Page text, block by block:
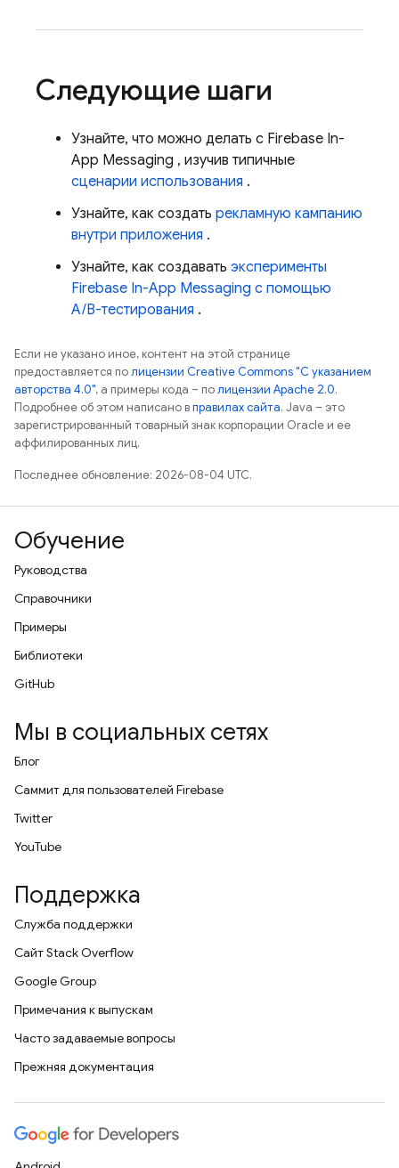
Следующие шаги
Узнайте, что можно делать с Firebase In-
App Messaging , изучив типичные
сценарии использования .
Узнайте, как создать рекламную кампанию
внутри приложения .
Узнайте, как создавать эксперименты
Firebase In-App Messaging с помощью
A/B-тестирования .
Если не указано иное, контент на этой странице
предоставляется полицензии Creative Commons "С указанием
авторства 4.0", а примеры кода – полицензии Apache 2.0.
Подробнее об этом написано вправилах сайта. Java – это
зарегистрированный товарный знак корпорации Oracle и ее
аффилированных лиц.
Последнее обновление: 2026-08-04 UTC.
Обучение
Руководства
Справочники
Примеры
Библиотеки
GitHub
Мы в социальных сетях
Блог
Саммит для пользователей Firebase
Twitter
YouTube
Поддержка
Служба поддержки
Сайт Stack Overflow
Google Group
Примечания к выпускам
Часто задаваемые вопросы
Прежняя документация